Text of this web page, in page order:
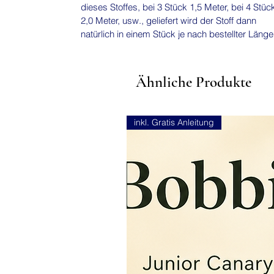
dieses Stoffes, bei 3 Stück 1,5 Meter, bei 4
2,0 Meter, usw., geliefert wird der Stoff dann
natürlich in einem Stück je nach bestellter
Ähnliche Produkte
inkl. Gratis Anleitung